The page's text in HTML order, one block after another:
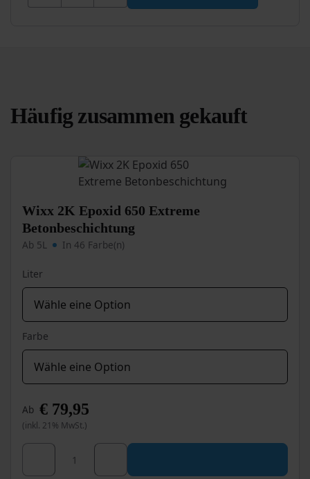
Häufig zusammen gekauft
Wixx 2K Epoxid 650 Extreme
Betonbeschichtung
Ab 5L In 46 Farbe(n)
Liter
Farbe
Ab € 79,95
(inkl. 21% MwSt.)
Wixx 2K Epoxid 650 Extreme Betonbeschichtung
Dieses